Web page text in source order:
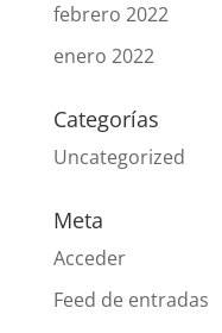
febrero 2022
enero 2022
Categorías
Uncategorized
Meta
Acceder
Feed de entradas